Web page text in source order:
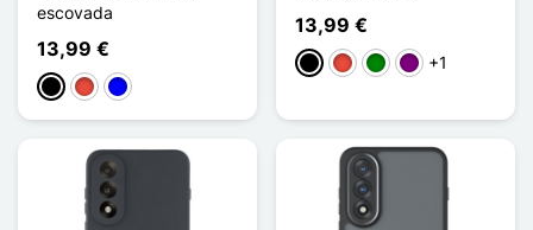
escovada
13,99 €
PretoVermelho
Azul
13,99 €
PretoVermelho
VerdePúrpura
+1